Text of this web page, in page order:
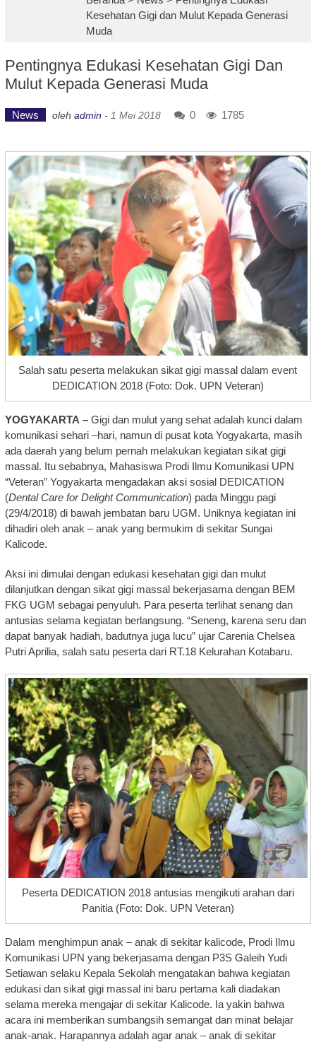
Kesehatan Gigi dan Mulut Kepada Generasi
Muda
Pentingnya Edukasi Kesehatan Gigi Dan
Mulut Kepada Generasi Muda
News oleh admin - 1 Mei 2018 0 1785
Salah satu peserta melakukan sikat gigi massal dalam event
DEDICATION 2018 (Foto: Dok. UPN Veteran)
YOGYAKARTA –Gigi dan mulut yang sehat adalah kunci dalam
komunikasi sehari –hari, namun di pusat kota Yogyakarta, masih
ada daerah yang belum pernah melakukan kegiatan sikat gigi
massal. Itu sebabnya, Mahasiswa Prodi Ilmu Komunikasi UPN
“Veteran” Yogyakarta mengadakan aksi sosial DEDICATION
(Dental Care for Delight Communication) pada Minggu pagi
(29/4/2018) di bawah jembatan baru UGM. Uniknya kegiatan ini
dihadiri oleh anak – anak yang bermukim di sekitar Sungai
Kalicode.
Aksi ini dimulai dengan edukasi kesehatan gigi dan mulut
dilanjutkan dengan sikat gigi massal bekerjasama dengan BEM
FKG UGM sebagai penyuluh. Para peserta terlihat senang dan
antusias selama kegiatan berlangsung. “Seneng, karena seru dan
dapat banyak hadiah, badutnya juga lucu” ujar Carenia Chelsea
Putri Aprilia, salah satu peserta dari RT.18 Kelurahan Kotabaru.
Peserta DEDICATION 2018 antusias mengikuti arahan dari
Panitia (Foto: Dok. UPN Veteran)
Dalam menghimpun anak – anak di sekitar kalicode, Prodi Ilmu
Komunikasi UPN yang bekerjasama dengan P3S Galeih Yudi
Setiawan selaku Kepala Sekolah mengatakan bahwa kegiatan
edukasi dan sikat gigi massal ini baru pertama kali diadakan
selama mereka mengajar di sekitar Kalicode. Ia yakin bahwa
acara ini memberikan sumbangsih semangat dan minat belajar
anak-anak. Harapannya adalah agar anak – anak di sekitar